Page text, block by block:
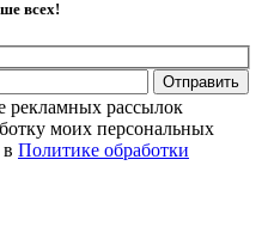
всех!
Отправить
рекламных рассылок
моих персональных
Политике обработки